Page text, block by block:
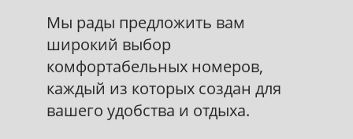
Мы рады предложить вам
широкий выбор
комфортабельных номеров,
каждый из которых создан для
вашего удобства и отдыха.